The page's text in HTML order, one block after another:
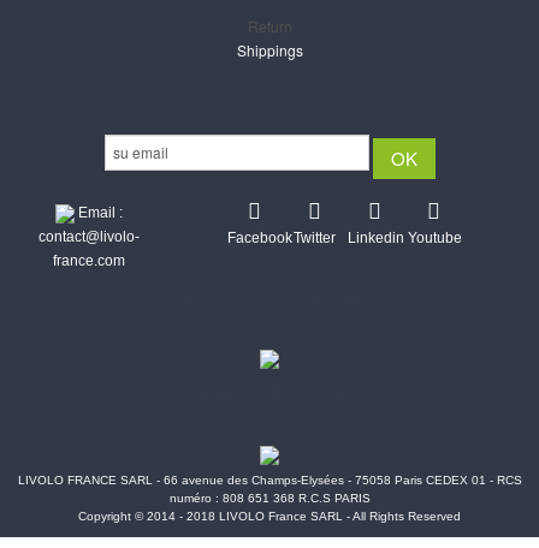
Return
Shippings
Email :
contact@livolo-
france.com
FacebookTwitter Linkedin Youtube
LIVOLO FRANCE SARL - 66 avenue des Champs-Elysées - 75058 Paris CEDEX 01 - RCS
numéro : 808 651 368 R.C.S PARIS
Copyright © 2014 - 2018 LIVOLO France SARL - All Rights Reserved